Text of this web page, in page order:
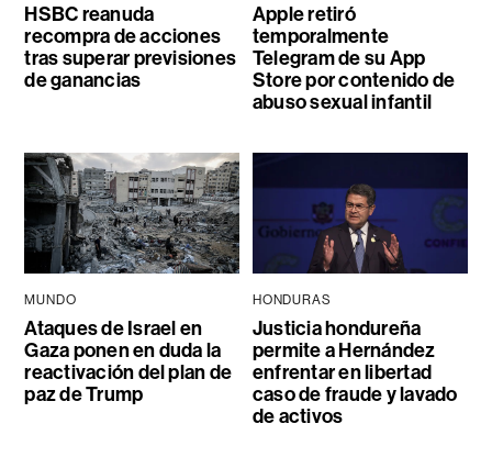
HSBC reanuda
recompra de acciones
tras superar previsiones
de ganancias
Apple retiró
temporalmente
Telegram de su App
Store por contenido de
abuso sexual infantil
MUNDO
Ataques de Israel en
Gaza ponen en duda la
reactivación del plan de
paz de Trump
HONDURAS
Justicia hondureña
permite a Hernández
enfrentar en libertad
caso de fraude y lavado
de activos